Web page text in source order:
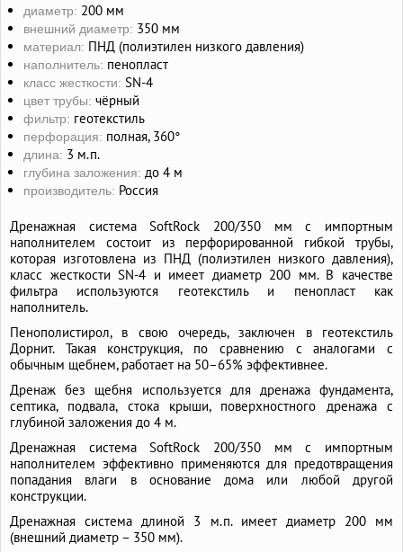
диаметр: 200 мм
внешний диаметр: 350 мм
материал: ПНД (полиэтилен низкого давления)
наполнитель: пенопласт
класс жесткости: SN-4
цвет трубы: чёрный
фильтр: геотекстиль
перфорация: полная, 360°
длина: 3 м.п.
глубина заложения: до 4 м
производитель: Россия
Дренажная система SoftRock 200/350 мм c импортным
наполнителем состоит из перфорированной гибкой трубы,
которая изготовлена из ПНД (полиэтилен низкого давления),
класс жесткости SN-4 и имеет диаметр 200 мм. В качестве
фильтра используются геотекстиль и пенопласт как
наполнитель.
Пенополистирол, в свою очередь, заключен в геотекстиль
Дорнит. Такая конструкция, по сравнению с аналогами с
обычным щебнем, работает на 50–65% эффективнее.
Дренаж без щебня используется для дренажа фундамента,
септика, подвала, стока крыши, поверхностного дренажа с
глубиной заложения до 4 м.
Дренажная система SoftRock 200/350 мм c импортным
наполнителем эффективно применяются для предотвращения
попадания влаги в основание дома или любой другой
конструкции.
Дренажная система длиной 3 м.п. имеет диаметр 200 мм
(внешний диаметр – 350 мм).